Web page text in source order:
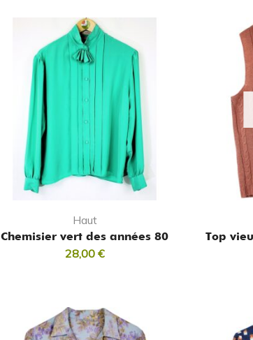
Haut
Chemisier vert des années 80
28,00€
Top